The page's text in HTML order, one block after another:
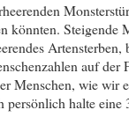
könnten. Steigende
auf
Menschen, wie wir
halte eine